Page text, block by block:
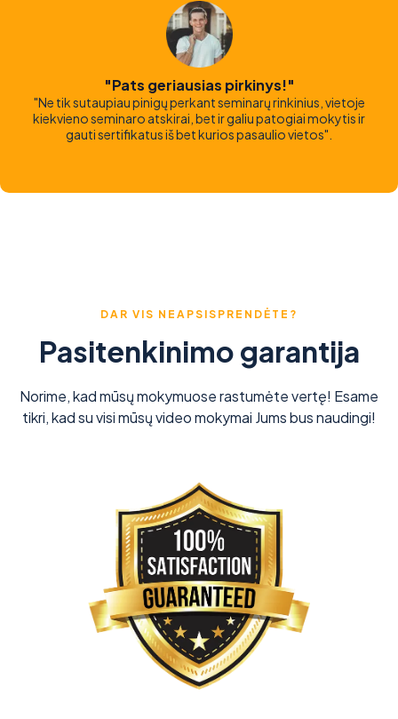
"Pats geriausias pirkinys!"
"Ne tik sutaupiau pinigų perkant seminarų rinkinius, vietoje
kiekvieno seminaro atskirai, bet ir galiu patogiai mokytis ir
gauti sertifikatus iš bet kurios pasaulio vietos".
DAR VIS NEAPSISPRENDĖTE?
Pasitenkinimo garantija
Norime, kad mūsų mokymuose rastumėte vertę! Esame
tikri, kad su visi mūsų video mokymai Jums bus naudingi!